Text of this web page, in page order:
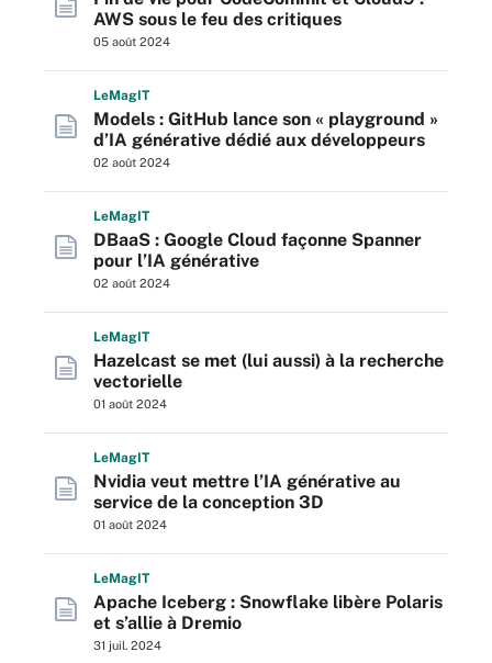
AWS sous le feu des critiques
05 août 2024
LeMagIT
Models : GitHub lance son « playground »
d’IA générative dédié aux développeurs
02 août 2024
LeMagIT
DBaaS : Google Cloud façonne Spanner
pour l’IA générative
02 août 2024
LeMagIT
Hazelcast se met (lui aussi) à la recherche
vectorielle
01 août 2024
LeMagIT
Nvidia veut mettre l’IA générative au
service de la conception 3D
01 août 2024
LeMagIT
Apache Iceberg : Snowflake libère Polaris
et s’allie à Dremio
31 juil. 2024